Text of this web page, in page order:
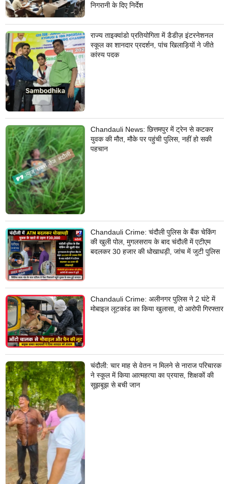
निगरानी के दिए निर्देश
राज्य ताइक्वांडो प्रतियोगिता में डैडीज़ इंटरनेशनल
स्कूल का शानदार प्रदर्शन, पांच खिलाड़ियों ने जीते
कांस्य पदक
Chandauli News: छित्तमपुर में ट्रेन से कटकर
युवक की मौत, मौके पर पहुंची पुलिस, नहीं हो सकी
पहचान
Chandauli Crime: चंदौली पुलिस के बैंक चेकिंग
की खुली पोल, मुगलसराय के बाद चंदौली में एटीएम
बदलकर 30 हजार की धोखाधड़ी, जांच में जुटी पुलिस
Chandauli Crime: अलीनगर पुलिस ने 2 घंटे में
मोबाइल लूटकांड का किया खुलासा, दो आरोपी गिरफ्तार
चंदौली: चार माह से वेतन न मिलने से नाराज परिचारक
ने स्कूल में किया आत्महत्या का प्रयास, शिक्षकों की
सूझबूझ से बची जान